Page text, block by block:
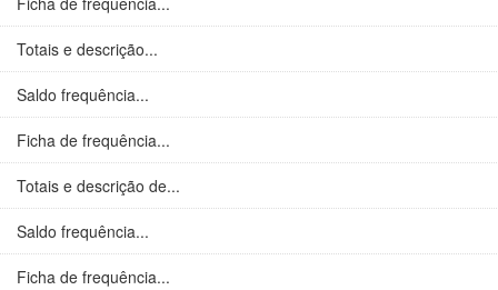
Totais e descrição...
Saldo frequência...
Ficha de frequência...
Totais e descrição de...
Saldo frequência...
Ficha de frequência...